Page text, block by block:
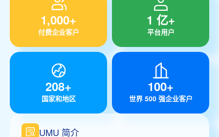
1,000+
付费企业客户
1 亿+
平台用户
208+
国家和地区
100+
世界 500 强企业客户
UMU 简介